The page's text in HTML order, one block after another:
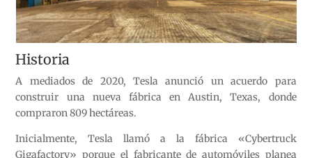
Historia
A mediados de 2020, Tesla anunció un acuerdo para
construir una nueva fábrica en Austin, Texas, donde
compraron 809 hectáreas.
Inicialmente, Tesla llamó a la fábrica «Cybertruck
Gigafactory» porque el fabricante de automóviles planea